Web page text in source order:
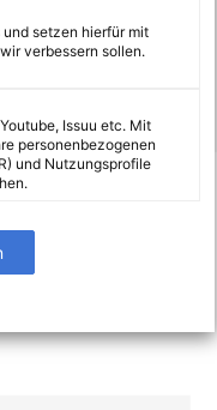
und setzen hierfür mit
verbessern sollen.
Issuu etc. Mit
personenbezogenen
und Nutzungsprofile